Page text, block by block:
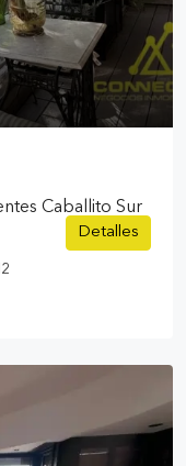
Caballito Sur
Detalles